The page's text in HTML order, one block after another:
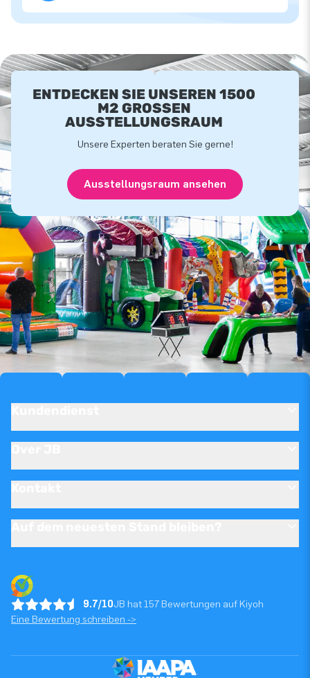
ENTDECKEN SIE UNSEREN 1500
M2 GROSSEN A
USSTELLUNGSRAUM
Unsere Experten beraten Sie gerne!
Ausstellungsraum ansehen
9.7/10JB hat 157 Bewertungen auf Kiyoh
Eine Bewertung schreiben ->